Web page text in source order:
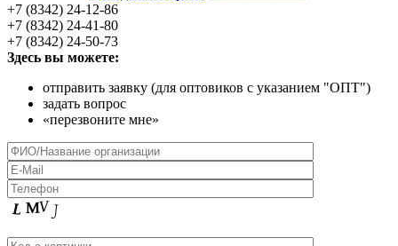
+7 (8342) 24-12-86
+7 (8342) 24-41-80
+7 (8342) 24-50-73
Здесь вы можете:
отправить заявку (для оптовиков с указанием "ОПТ")
задать вопрос
«перезвоните мне»